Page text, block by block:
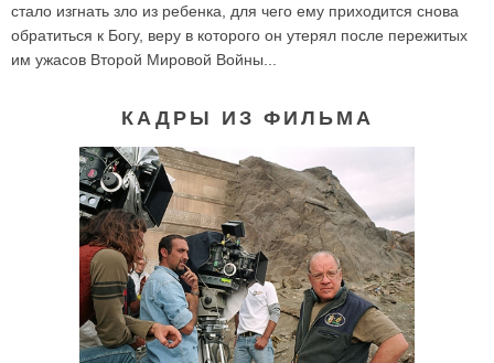
стало изгнать зло из ребенка, для чего ему приходится снова
обратиться к Богу, веру в которого он утерял после пережитых
им ужасов Второй Мировой Войны...
КАДРЫ ИЗ ФИЛЬМА